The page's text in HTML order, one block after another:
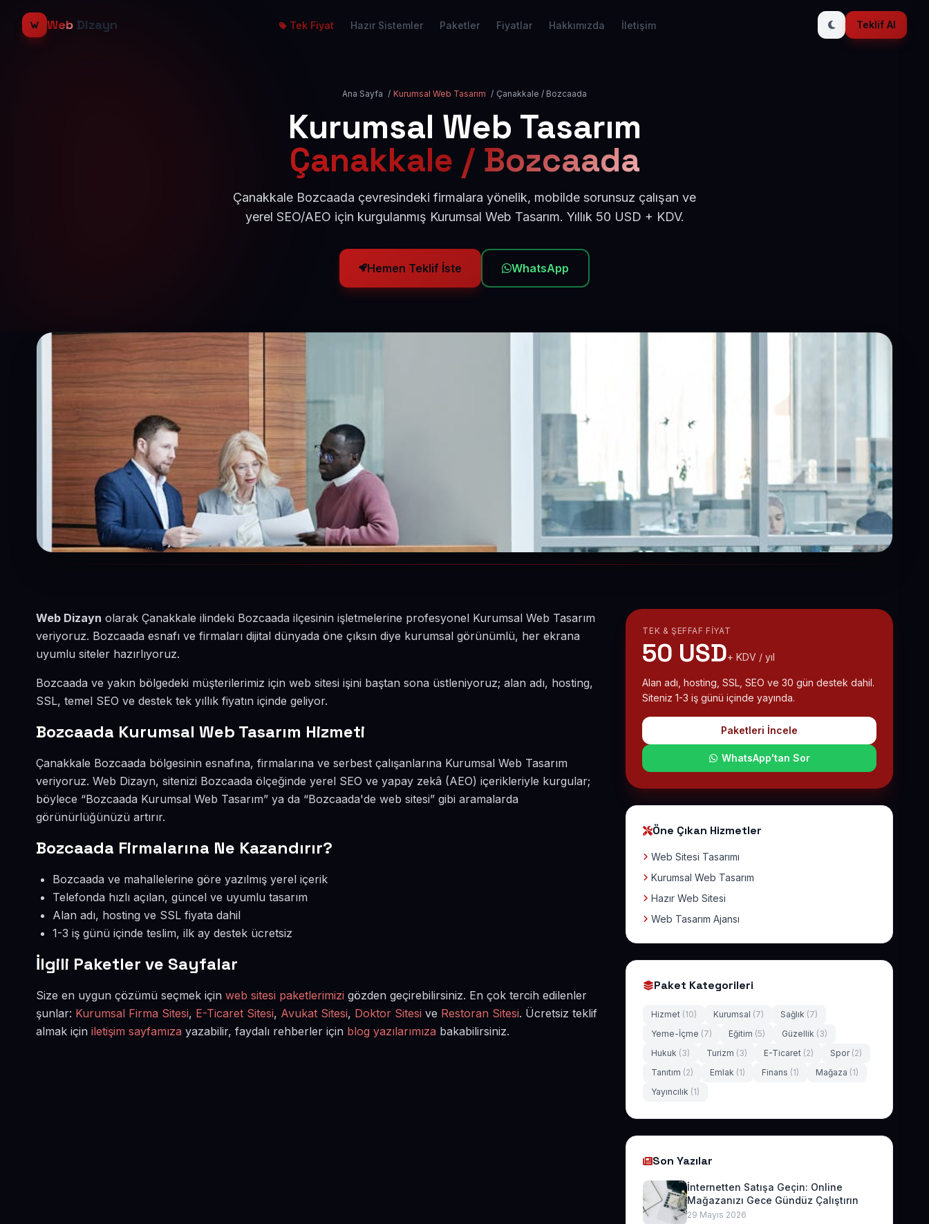
Web Dizayn Tek Fiyat Hazır Sistemler Paketler Fiyatlar Hakkımızda İletişim Teklif Al
Ana Sayfa / Kurumsal Web Tasarım / Çanakkale / Bozcaada
Kurumsal Web Tasarım
Çanakkale / Bozcaada
Çanakkale Bozcaada çevresindeki firmalara yönelik, mobilde sorunsuz çalışan ve
yerel SEO/AEO için kurgulanmış Kurumsal Web Tasarım. Yıllık 50 USD + KDV.
Hemen Teklif İste WhatsApp
Web Dizayn olarak Çanakkale ilindeki Bozcaada ilçesinin işletmelerine profesyonel Kurumsal Web Tasarım
veriyoruz. Bozcaada esnafı ve firmaları dijital dünyada öne çıksın diye kurumsal görünümlü, her ekrana
uyumlu siteler hazırlıyoruz.
Bozcaada ve yakın bölgedeki müşterilerimiz için web sitesi işini baştan sona üstleniyoruz; alan adı, hosting,
SSL, temel SEO ve destek tek yıllık fiyatın içinde geliyor.
Bozcaada Kurumsal Web Tasarım Hizmeti
Çanakkale Bozcaada bölgesinin esnafına, firmalarına ve serbest çalışanlarına Kurumsal Web Tasarım
veriyoruz. Web Dizayn, sitenizi Bozcaada ölçeğinde yerel SEO ve yapay zekâ (AEO) içerikleriyle kurgular;
böylece “Bozcaada Kurumsal Web Tasarım” ya da “Bozcaada'de web sitesi” gibi aramalarda
görünürlüğünüzü artırır.
Bozcaada Firmalarına Ne Kazandırır?
Bozcaada ve mahallelerine göre yazılmış yerel içerik
Telefonda hızlı açılan, güncel ve uyumlu tasarım
Alan adı, hosting ve SSL fiyata dahil
1-3 iş günü içinde teslim, ilk ay destek ücretsiz
İlgili Paketler ve Sayfalar
Size en uygun çözümü seçmek için web sitesi paketlerimizi gözden geçirebilirsiniz. En çok tercih edilenler
şunlar: Kurumsal Firma Sitesi, E-Ticaret Sitesi, Avukat Sitesi, Doktor Sitesi ve Restoran Sitesi. Ücretsiz teklif
almak için iletişim sayfamıza yazabilir, faydalı rehberler için blog yazılarımıza bakabilirsiniz.
TEK & ŞEFFAF FIYAT
50 USD+ KDV / yıl
Alan adı, hosting, SSL, SEO ve 30 gün destek dahil.
Siteniz 1-3 iş günü içinde yayında.
Paketleri İncele
WhatsApp'tan Sor
Öne Çıkan Hizmetler
Web Sitesi Tasarımı
Kurumsal Web Tasarım
Hazır Web Sitesi
Web Tasarım Ajansı
Paket Kategorileri
Hizmet (10) Kurumsal (7) Sağlık (7)
Yeme-İçme (7) Eğitim (5) Güzellik (3)
Hukuk (3) Turizm (3) E-Ticaret (2) Spor (2)
Tanıtım (2) Emlak (1) Finans (1) Mağaza (1)
Yayıncılık (1)
Son Yazılar
İnternetten Satışa Geçin: Online
Mağazanızı Gece Gündüz Çalıştırın
29 Mayıs 2026